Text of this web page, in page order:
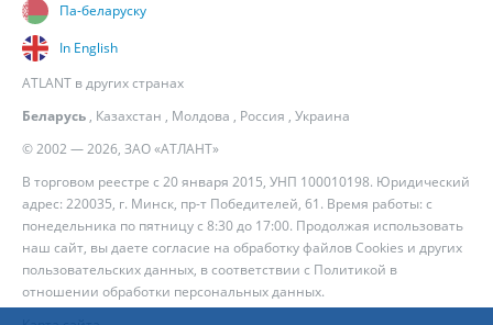
© 2002 — 2026, ЗАО «АТЛАНТ»
В торговом реестре с 20 января 2015, УНП 100010198. Юридический
адрес: 220035, г. Минск, пр-т Победителей, 61. Время работы: с
понедельника по пятницу с 8:30 до 17:00. Продолжая использовать
наш сайт, вы даете согласие на обработку файлов Cookies и других
пользовательских данных, в соответствии с Политикой в
отношении обработки персональных данных.
Па-беларуску
In English
ATLANT в других странах
Беларусь , Казахстан , Молдова , Россия , Украина